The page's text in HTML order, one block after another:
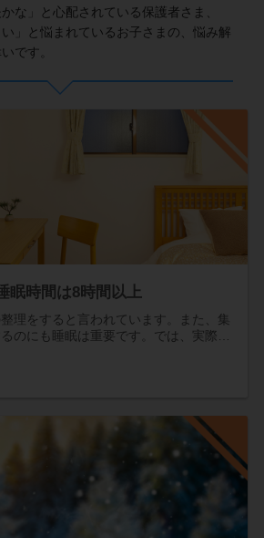
な」と心配されている保護者さま、
い」と悩まれているお子さまの、悩み解
です。
眠時間は8時間以上
理をすると言われています。また、集
のにも睡眠は重要です。では、実際…